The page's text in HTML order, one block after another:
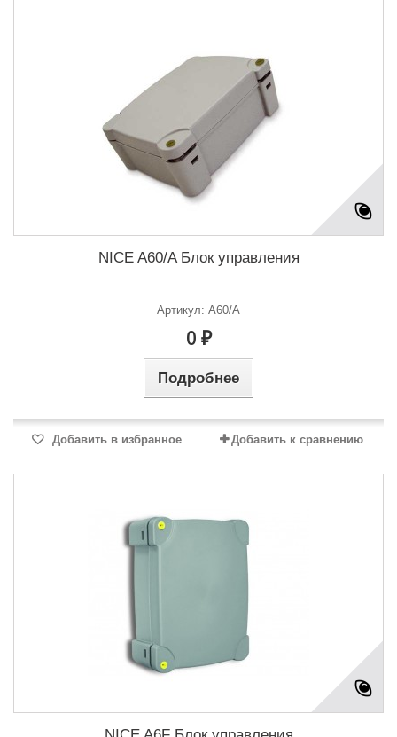
NICE A60/A Блок управления
Артикул: A60/A
0 ₽
Подробнее
Добавить в избранное Добавить к сравнению